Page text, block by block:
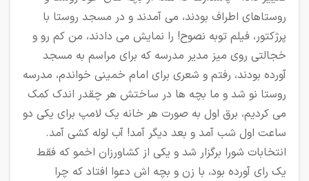
روستاهای اطراف بودند، می آمدند و در مسجد روستا با
پرژکتور، فیلم توبه نصوح! را نمایش می دادند، من کم رو و
خجالتی روی میز مدیر مدرسه که برای مراسم به مسجد
آورده بودند، رفتم و شعری برای امام خمینی خواندم، مدرسه
روستا نو شد و ما بچه ها در ساختش هر چقدر اندک کمک
می کردیم، برق اول به صورت هر خانه یک لامپ برای یکی دو
ساعت اول شب آمد و بعد دیگر آمد! آب لوله کشی آمد.
انتخابات شورا برگزار شد و یکی از کشاورزان اخمو که فقط
یک رای آورده بود، با زن و بچه اش دعوا افتاد که چرا